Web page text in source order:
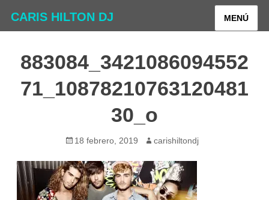
CARIS HILTON DJ MENÚ
883084_3421086094552
71_10878210763120481
30_o
Publicado
18 febrero, 2019 Autor
carishiltondj